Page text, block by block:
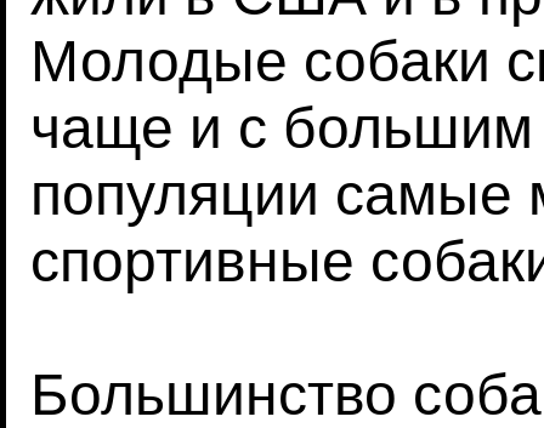
Молодые собаки
чаще и с
популяции самые
спортивные
Большинство